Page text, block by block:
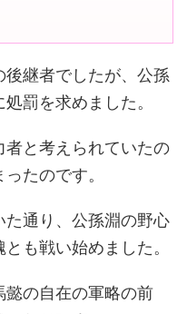
継者でしたが、公孫
罰を求めました。
と考えられていたの
たのです。
通り、公孫淵の野心
も戦い始めました。
懿の自在の軍略の前